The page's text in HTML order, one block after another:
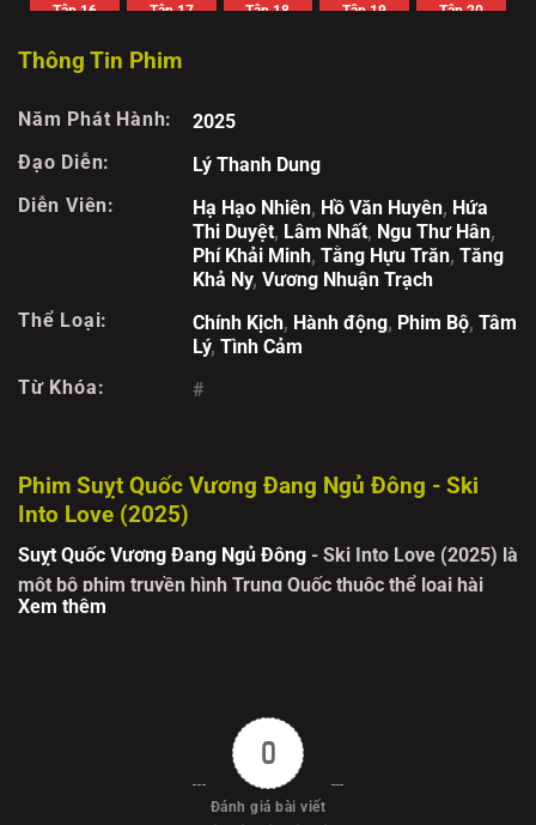
Tập 16 Tập 17 Tập 18 Tập 19 Tập 20
Tập 21 Tập 22
Thông Tin Phim
Năm Phát Hành:
2025
Đạo Diễn:
Lý Thanh Dung
Diễn Viên:
Hạ Hạo Nhiên, Hồ Văn Huyên, Hứa
Thi Duyệt, Lâm Nhất, Ngu Thư Hân,
Phí Khải Minh, Tằng Hựu Trăn, Tăng
Khả Ny, Vương Nhuận Trạch
Thể Loại:
Chính Kịch, Hành động, Phim Bộ, Tâm
Lý, Tình Cảm
Từ Khóa:
#
Phim Suỵt Quốc Vương Đang Ngủ Đông - Ski
Into Love (2025)
Suỵt Quốc Vương Đang Ngủ Đông - Ski Into Love (2025) là
một bộ phim truyền hình Trung Quốc thuộc thể loại hài
hước, lãng mạn, dự kiến sẽ mang đến một làn gió mới mẻ
những mục tiêu riêng vô tình gặp gỡ và tạo nên những tình
huống dở khóc dở cười. Cốt truyện xoay quanh sự phát
Vệ Chi, một họa sĩ truyện tranh
Xem thêm
0
Đánh giá bài viết